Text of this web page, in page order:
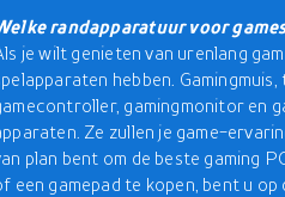
randapparatuur voor
je wilt genieten van urenlang
hebben.
gamingmonitor en
Ze zullen je game-
plan bent om de beste gaming
een gamepad te kopen, bent u